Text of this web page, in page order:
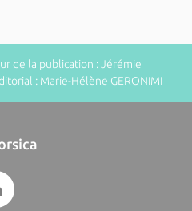
de la publication : Jérémie
: Marie-Hélène GERONIMI